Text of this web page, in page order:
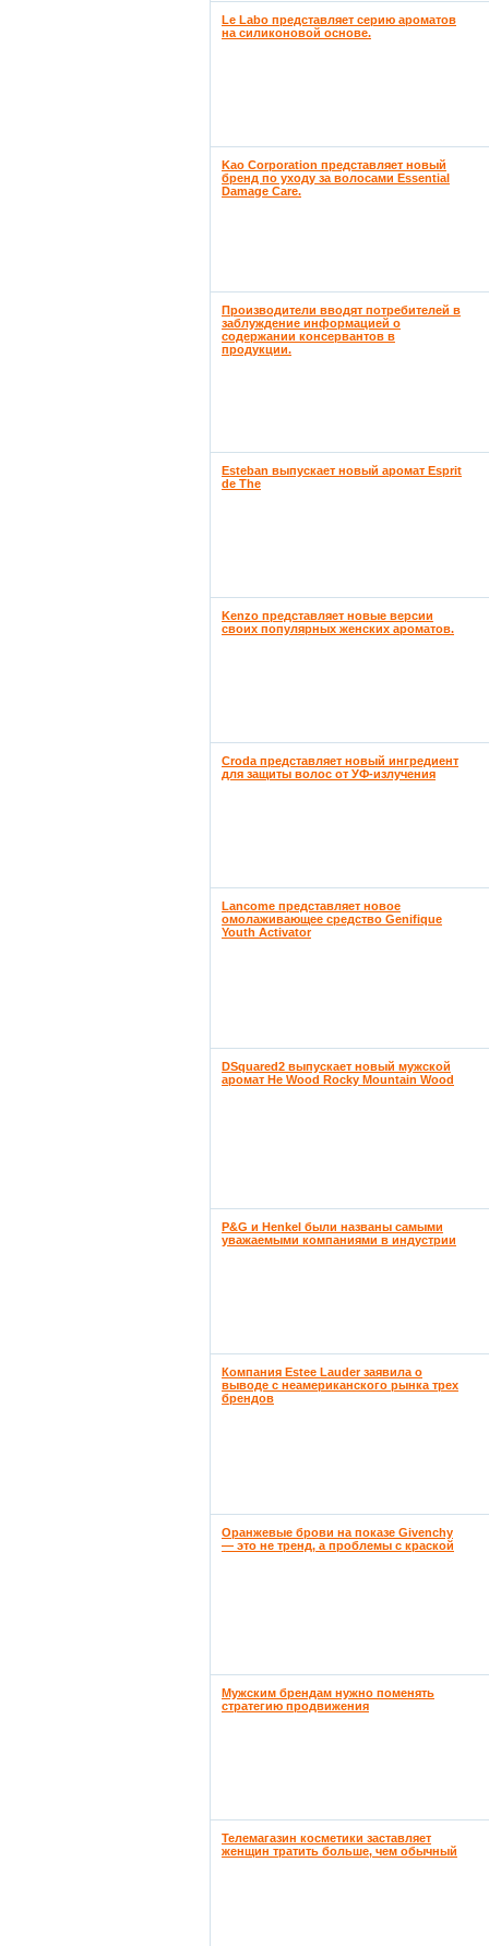
Le Labo представляет серию ароматов
на силиконовой основе.
Kao Corporation представляет новый
бренд по уходу за волосами Essential
Damage Care.
Производители вводят потребителей в
заблуждение информацией о
содержании консервантов в
продукции.
Esteban выпускает новый аромат Esprit
de The
Kenzo представляет новые версии
своих популярных женских ароматов.
Croda представляет новый ингредиент
для защиты волос от УФ-излучения
Lancome представляет новое
омолаживающее средство Genifique
Youth Activator
DSquared2 выпускает новый мужской
аромат He Wood Rocky Mountain Wood
P&G и Henkel были названы самыми
уважаемыми компаниями в индустрии
Компания Estee Lauder заявила о
выводе с неамериканского рынка трех
брендов
Оранжевые брови на показе Givenchy
— это не тренд, а проблемы с краской
Мужским брендам нужно поменять
стратегию продвижения
Телемагазин косметики заставляет
женщин тратить больше, чем обычный